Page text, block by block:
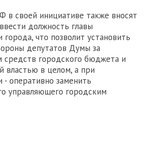
в своей инициативе также вносят
должность главы
что позволит установить
депутатов Думы за
средств городского бюджета и
властью в целом, а при
- оперативно заменить
управляющего городским